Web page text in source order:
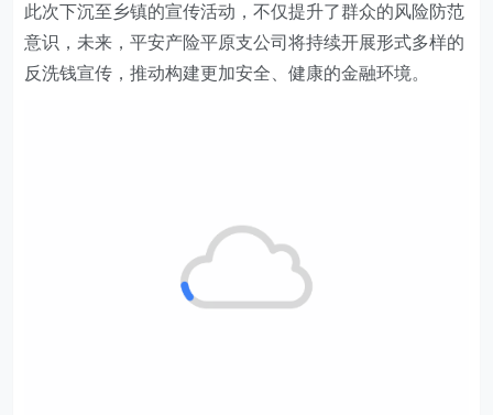
此次下沉至乡镇的宣传活动，不仅提升了群众的风险防范
意识，未来，平安产险平原支公司将持续开展形式多样的
反洗钱宣传，推动构建更加安全、健康的金融环境。